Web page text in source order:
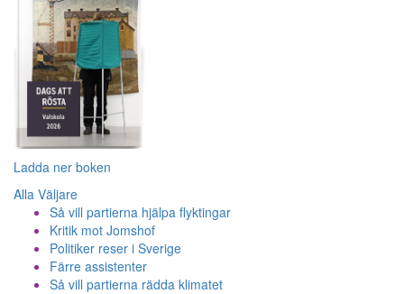
Ladda ner boken
Alla Väljare
Så vill partierna hjälpa flyktingar
Kritik mot Jomshof
Politiker reser i Sverige
Färre assistenter
Så vill partierna rädda klimatet